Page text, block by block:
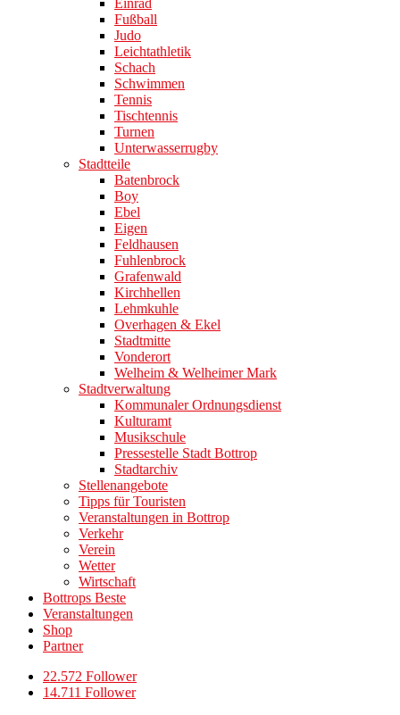
Einrad
Fußball
Judo
Leichtathletik
Schach
Schwimmen
Tennis
Tischtennis
Turnen
Unterwasserrugby
Stadtteile
Batenbrock
Boy
Ebel
Eigen
Feldhausen
Fuhlenbrock
Grafenwald
Kirchhellen
Lehmkuhle
Overhagen & Ekel
Stadtmitte
Vonderort
Welheim & Welheimer Mark
Stadtverwaltung
Kommunaler Ordnungsdienst
Kulturamt
Musikschule
Pressestelle Stadt Bottrop
Stadtarchiv
Stellenangebote
Tipps für Touristen
Veranstaltungen in Bottrop
Verkehr
Verein
Wetter
Wirtschaft
Bottrops Beste
Veranstaltungen
Shop
Partner
22.572 Follower
14.711 Follower